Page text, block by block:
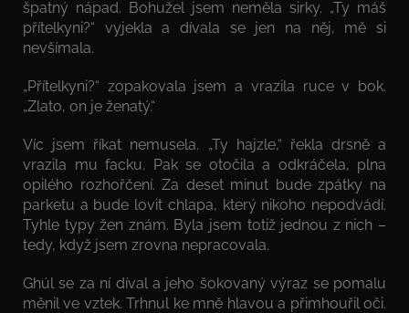
špatný nápad. Bohužel jsem neměla sirky. „Ty máš
přítelkyni?“ vyjekla a dívala se jen na něj, mě si
nevšímala.
„Přítelkyni?“ zopakovala jsem a vrazila ruce v bok.
„Zlato, on je ženatý.“
Víc jsem říkat nemusela. „Ty hajzle,“ řekla drsně a
vrazila mu facku. Pak se otočila a odkráčela, plna
opilého rozhořčení. Za deset minut bude zpátky na
parketu a bude lovit chlapa, který nikoho nepodvádí.
Tyhle typy žen znám. Byla jsem totiž jednou z nich –
tedy, když jsem zrovna nepracovala.
Ghúl se za ní díval a jeho šokovaný výraz se pomalu
měnil ve vztek. Trhnul ke mně hlavou a přimhouřil oči.